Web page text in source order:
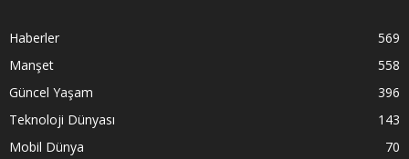
Haberler
569
Manşet
558
Güncel Yaşam
396
Teknoloji Dünyası
143
Mobil Dünya
70